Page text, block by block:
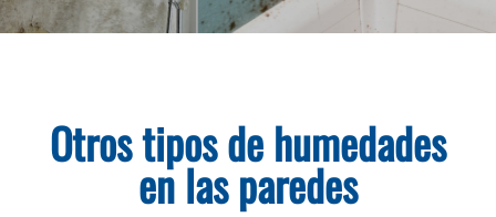
Otros tipos de humedades
en las paredes